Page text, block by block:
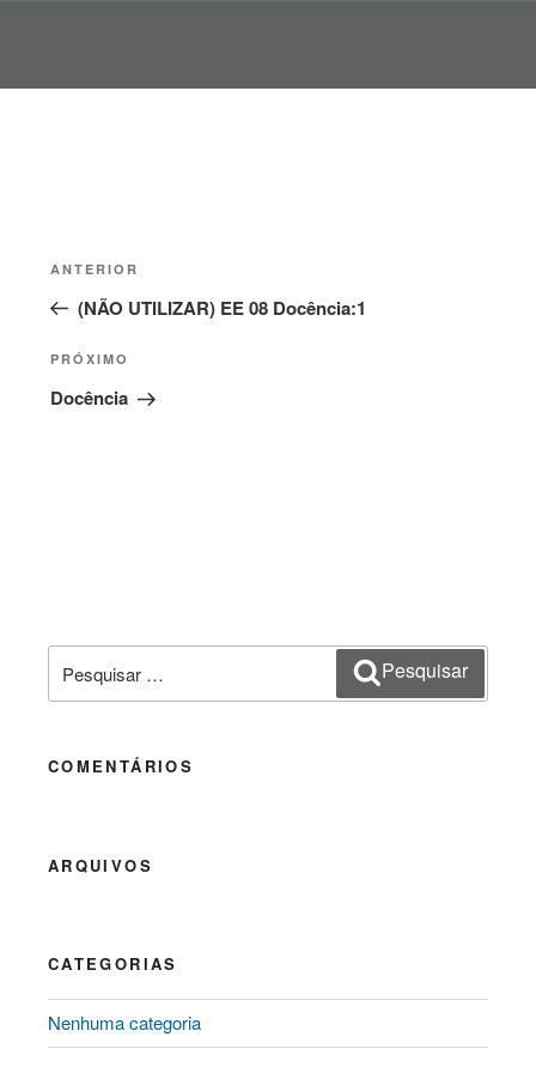
Navegação
Post
Post
anterior
ANTERIOR
(NÃO UTILIZAR) EE 08 Docência:1
Próximo
post
PRÓXIMO
Docência
por:
Pesquisar
COMENTÁRIOS
ARQUIVOS
CATEGORIAS
Nenhuma categoria